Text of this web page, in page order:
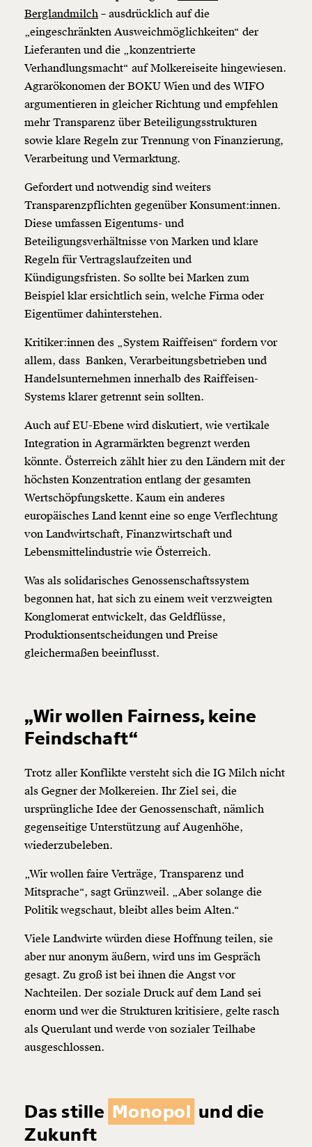
Berglandmilch – ausdrücklich auf die
„eingeschränkten Ausweichmöglichkeiten“ der
Lieferanten und die „konzentrierte
Verhandlungsmacht“ auf Molkereiseite hingewiesen.
Agrarökonomen der BOKU Wien und des WIFO
argumentieren in gleicher Richtung und empfehlen
mehr Transparenz über Beteiligungsstrukturen
sowie klare Regeln zur Trennung von Finanzierung,
Verarbeitung und Vermarktung.
Gefordert und notwendig sind weiters
Transparenzpflichten gegenüber Konsument:innen.
Diese umfassen Eigentums- und
Beteiligungsverhältnisse von Marken und klare
Regeln für Vertragslaufzeiten und
Kündigungsfristen. So sollte bei Marken zum
Beispiel klar ersichtlich sein, welche Firma oder
Eigentümer dahinterstehen.
Kritiker:innen des „System Raiffeisen“ fordern vor
allem, dass Banken, Verarbeitungsbetrieben und
Handelsunternehmen innerhalb des Raiffeisen-
Systems klarer getrennt sein sollten.
Auch auf EU-Ebene wird diskutiert, wie vertikale
Integration in Agrarmärkten begrenzt werden
könnte. Österreich zählt hier zu den Ländern mit der
höchsten Konzentration entlang der gesamten
Wertschöpfungskette. Kaum ein anderes
europäisches Land kennt eine so enge Verflechtung
von Landwirtschaft, Finanzwirtschaft und
Lebensmittelindustrie wie Österreich.
Was als solidarisches Genossenschaftssystem
begonnen hat, hat sich zu einem weit verzweigten
Konglomerat entwickelt, das Geldflüsse,
Produktionsentscheidungen und Preise
gleichermaßen beeinflusst.
„Wir wollen Fairness, keine
Feindschaft“
Trotz aller Konflikte versteht sich die IG Milch nicht
als Gegner der Molkereien. Ihr Ziel sei, die
ursprüngliche Idee der Genossenschaft, nämlich
gegenseitige Unterstützung auf Augenhöhe,
wiederzubeleben.
„Wir wollen faire Verträge, Transparenz und
Mitsprache“, sagt Grünzweil. „Aber solange die
Politik wegschaut, bleibt alles beim Alten.“
Viele Landwirte würden diese Hoffnung teilen, sie
aber nur anonym äußern, wird uns im Gespräch
gesagt. Zu groß ist bei ihnen die Angst vor
Nachteilen. Der soziale Druck auf dem Land sei
enorm und wer die Strukturen kritisiere, gelte rasch
als Querulant und werde von sozialer Teilhabe
ausgeschlossen.
Das stille Monopol und die
Zukunft